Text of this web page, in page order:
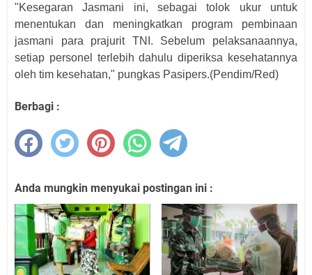
"Kesegaran Jasmani ini, sebagai tolok ukur untuk
menentukan dan meningkatkan program pembinaan
jasmani para prajurit TNI. Sebelum pelaksanaannya,
setiap personel terlebih dahulu diperiksa kesehatannya
oleh tim kesehatan," pungkas Pasipers.(Pendim/Red)
Berbagi :
Anda mungkin menyukai postingan ini :